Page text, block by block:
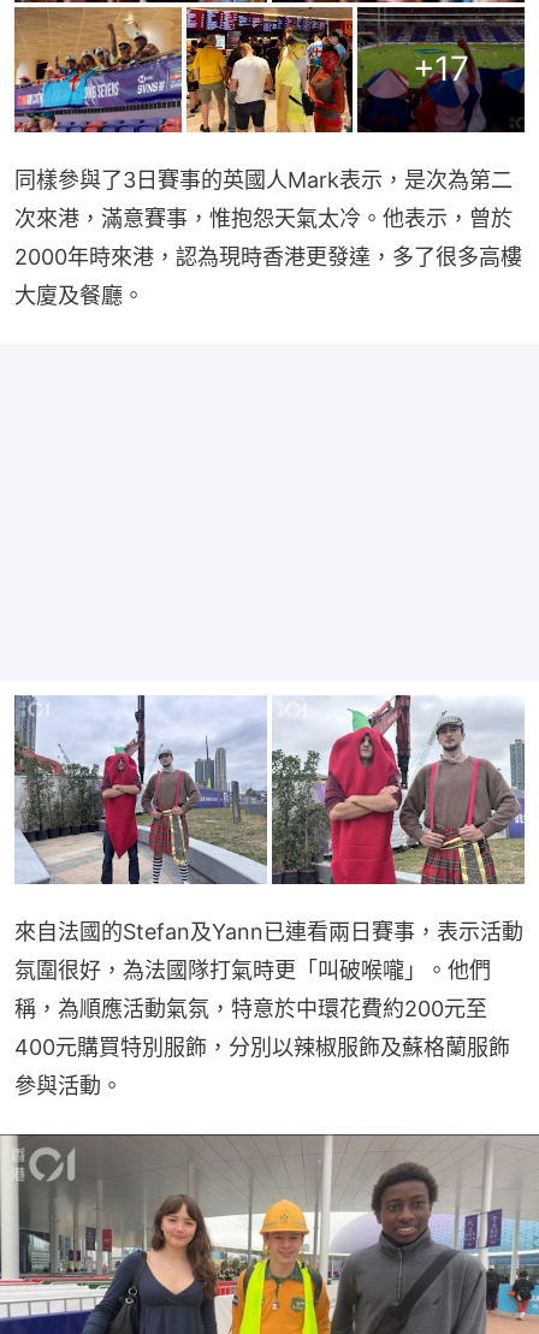
+17
同樣參與了3日賽事的英國人Mark表示，是次為第二
次來港，滿意賽事，惟抱怨天氣太冷。他表示，曾於
2000年時來港，認為現時香港更發達，多了很多高樓
大廈及餐廳。
來自法國的Stefan及Yann已連看兩日賽事，表示活動
氛圍很好，為法國隊打氣時更「叫破喉嚨」。他們
稱，為順應活動氣氛，特意於中環花費約200元至
400元購買特別服飾，分別以辣椒服飾及蘇格蘭服飾
參與活動。